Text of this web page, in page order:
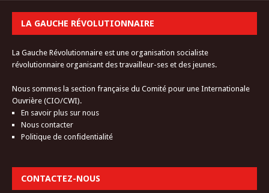
LA GAUCHE RÉVOLUTIONNAIRE
La Gauche Révolutionnaire est une organisation socialiste
révolutionnaire organisant des travailleur-ses et des jeunes.
Nous sommes la section française du Comité pour une Internationale
Ouvrière (CIO/CWI).
En savoir plus sur nous
Nous contacter
Politique de confidentialité
CONTACTEZ-NOUS